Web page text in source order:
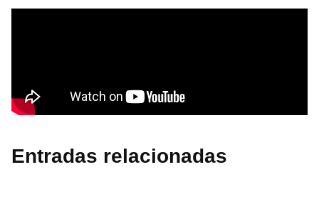
Entradas relacionadas